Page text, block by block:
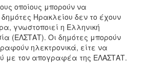
οποίους μπορούν να
Ηρακλείου δεν το έχουν
γνωστοποιεί η Ελληνική
(ΕΛΣΤΑΤ). Οι δημότες μπορούν
ηλεκτρονικά, είτε να
με τον απογραφέα της ΕΛΑΣΤΑΤ.